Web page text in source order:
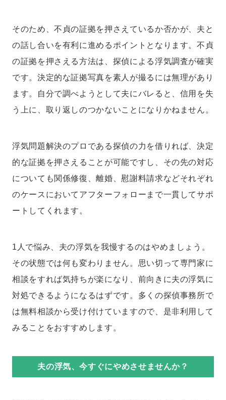
そのため、不貞の証拠を押さえているか否かが、夫と
の話し合いを有利に進めるポイントとなります。不貞
の証拠を押さえる方法は、探偵による浮気調査が確実
です。決定的な証拠写真を素人が撮るには無理があり
ます。自分で調べようとして夫にバレると、信用を失
う上に、取り返しのつかないことになりかねません。
浮気問題解決のプロである探偵の力を借りれば、決定
的な証拠を押さえることが可能ですし、その先の対応
についても関係修復、離婚、慰謝料請求などそれぞれ
のケースにおいてアフターフォローまで一貫してサポ
ートしてくれます。
1人で悩み、夫の浮気を我慢するのはやめましょう。
その状態では何も変わりません。思い切って専門家に
相談をすれば気持ちが楽になり、前向きに夫の浮気に
対処できるようになるはずです。多くの探偵事務所で
は無料相談から受け付けていますので、是非利用して
みることをおすすめします。
夫の浮気、今すぐにやめさせませんか？